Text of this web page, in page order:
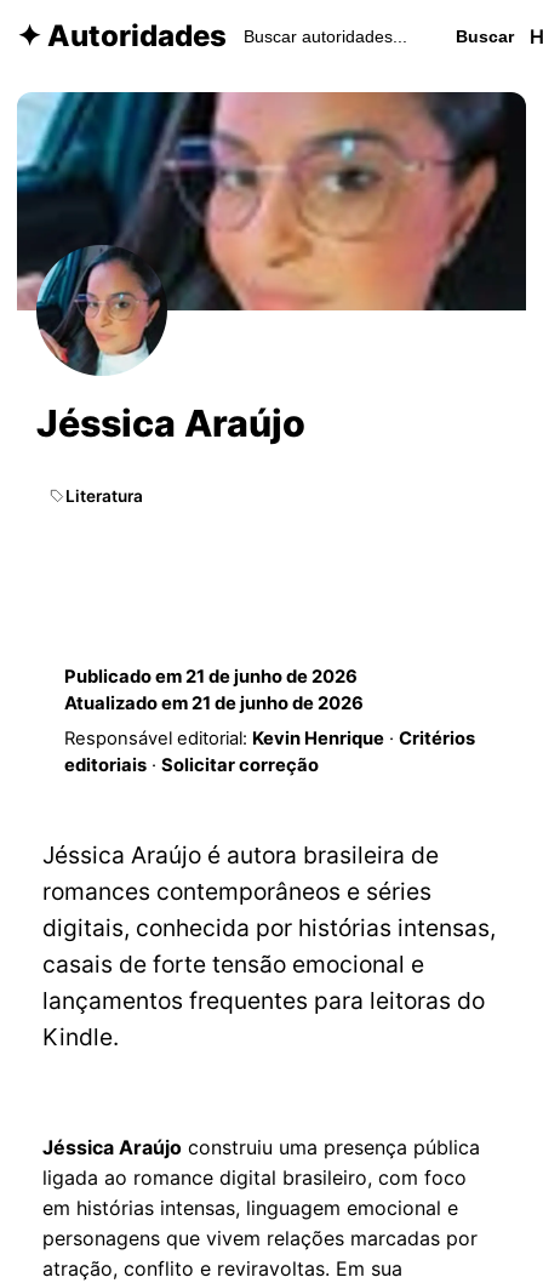
✦ Autoridades Buscar
Jéssica Araújo
Literatura
Publicado em21 de junho de 2026
Atualizado em21 de junho de 2026
Responsável editorial: Kevin Henrique· Critérios
editoriais· Solicitar correção
Jéssica Araújo é autora brasileira de
romances contemporâneos e séries
digitais, conhecida por histórias intensas,
casais de forte tensão emocional e
lançamentos frequentes para leitoras do
Kindle.
Jéssica Araújo construiu uma presença pública
ligada ao romance digital brasileiro, com foco
em histórias intensas, linguagem emocional e
personagens que vivem relações marcadas por
atração, conflito e reviravoltas. Em sua